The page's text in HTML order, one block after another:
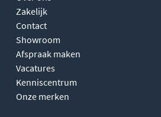
Zakelijk
Contact
Showroom
Afspraak maken
Vacatures
Kenniscentrum
Onze merken